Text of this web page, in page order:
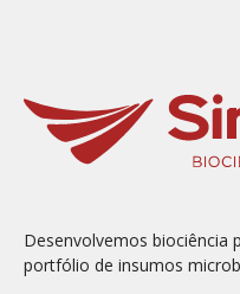
Desenvolvemos biociência
portfólio de insumos